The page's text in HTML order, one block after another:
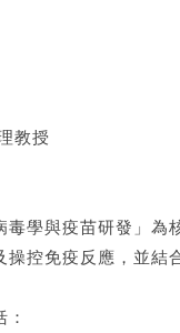
教授
毒學與疫苗研發」為
操控免疫反應，並結